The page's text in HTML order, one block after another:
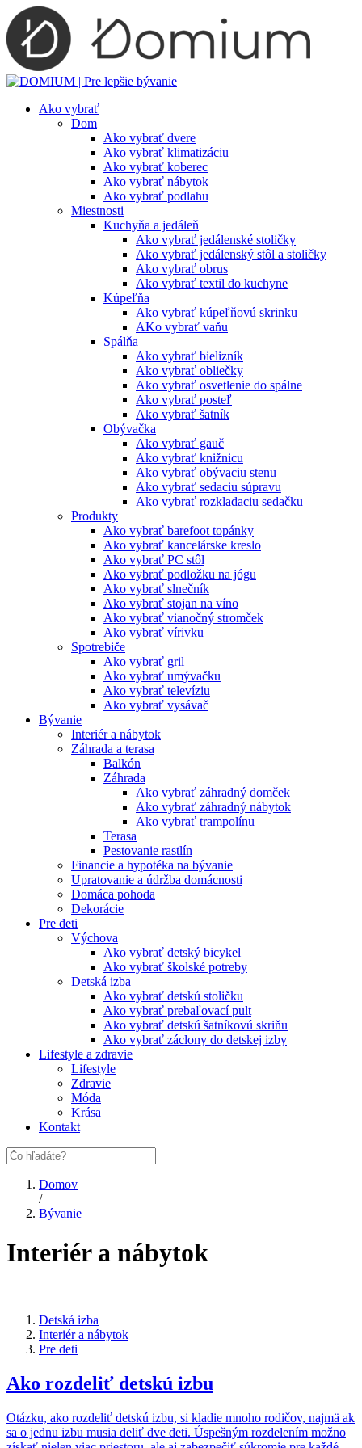
Preskočiť
na
obsah
Ako vybrať
Dom
Ako vybrať dvere
Ako vybrať klimatizáciu
Ako vybrať koberec
Ako vybrať nábytok
Ako vybrať podlahu
Miestnosti
Kuchyňa a jedáleň
Ako vybrať jedálenské stoličky
Ako vybrať jedálenský stôl a stoličky
Ako vybrať obrus
Ako vybrať textil do kuchyne
Kúpeľňa
Ako vybrať kúpeľňovú skrinku
AKo vybrať vaňu
Spálňa
Ako vybrať bielizník
Ako vybrať obliečky
Ako vybrať osvetlenie do spálne
Ako vybrať posteľ
Ako vybrať šatník
Obývačka
Ako vybrať gauč
Ako vybrať knižnicu
Ako vybrať obývaciu stenu
Ako vybrať sedaciu súpravu
Ako vybrať rozkladaciu sedačku
Produkty
Ako vybrať barefoot topánky
Ako vybrať kancelárske kreslo
Ako vybrať PC stôl
Ako vybrať podložku na jógu
Ako vybrať slnečník
Ako vybrať stojan na víno
Ako vybrať vianočný stromček
Ako vybrať vírivku
Spotrebiče
Ako vybrať gril
Ako vybrať umývačku
Ako vybrať televíziu
Ako vybrať vysávač
Bývanie
Interiér a nábytok
Záhrada a terasa
Balkón
Záhrada
Ako vybrať záhradný domček
Ako vybrať záhradný nábytok
Ako vybrať trampolínu
Terasa
Pestovanie rastlín
Financie a hypotéka na bývanie
Upratovanie a údržba domácnosti
Domáca pohoda
Dekorácie
Pre deti
Výchova
Ako vybrať detský bicykel
Ako vybrať školské potreby
Detská izba
Ako vybrať detskú stoličku
Ako vybrať prebaľovací pult
Ako vybrať detskú šatníkovú skriňu
Ako vybrať záclony do detskej izby
Lifestyle a zdravie
Lifestyle
Zdravie
Móda
Krása
Kontakt
Domov
/
Bývanie
Interiér a nábytok
Detská izba
Interiér a nábytok
Pre deti
Ako rozdeliť detskú izbu
Otázku, ako rozdeliť detskú izbu, si kladie mnoho rodičov, najmä ak
sa o jednu izbu musia deliť dve deti. Úspešným rozdelením možno